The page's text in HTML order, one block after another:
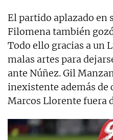
El partido aplazado en
Filomena también
Todo ello gracias a un
malas artes para
ante Núñez. Gil
inexistente además de
Marcos Llorente fuera